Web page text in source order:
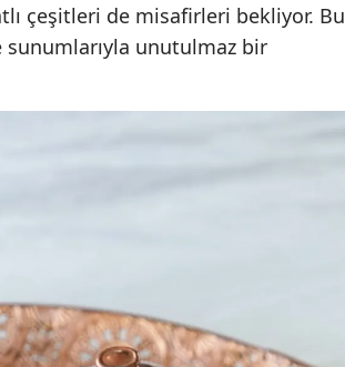
çeşitleri de misafirleri bekliyor. Bu
sunumlarıyla unutulmaz bir